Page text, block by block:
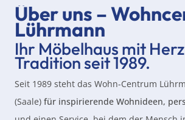
Über uns –
Lührmann
Ihr Möbelhaus mit
Tradition seit 1989.
Seit 1989 steht das Wohn-Centrum
(Saale) für inspirierende Wohnideen,